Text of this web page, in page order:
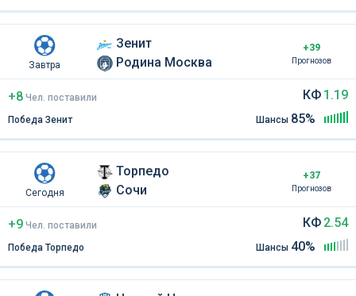
Завтра
Зенит
Родина Москва
+39
Прогнозов
+8 Чел. поставили
Победа Зенит
КФ 1.19
Шансы 85%
Сегодня
Торпедо
Сочи
+37
Прогнозов
+9 Чел. поставили
Победа Торпедо
КФ 2.54
Шансы 40%